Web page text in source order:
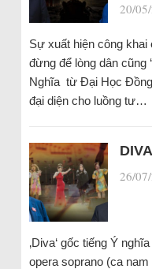
20/
Sự xuất hiện công khai
đừng để lòng dân cũng
Nghĩa từ Đại Học
đại diện cho luồng tư…
26/
‚Diva‘ gốc tiếng Ý
opera soprano (ca nam